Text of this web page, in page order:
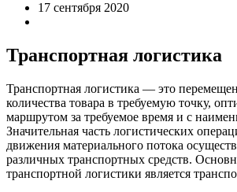
17 сентября 2020
Транспортная логистика
Транспортная логистика — это
количества товара в требуемую точку,
маршрутом за требуемое время и с
Значительная часть логистических
движения материального потока
различных транспортных средств.
транспортной логистики является